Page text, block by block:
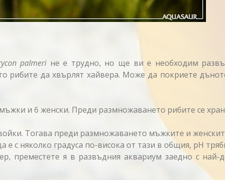
palmeri не е трудно, но ще ви е необходим
рибите да хвърлят хайвера. Може да покриете
и 6 женски. Преди размножаването рибите се
Тогава преди размножаването мъжките и
с няколко градуса по-висока от тази в общия, pH
преместете я в развъдния аквариум заедно с